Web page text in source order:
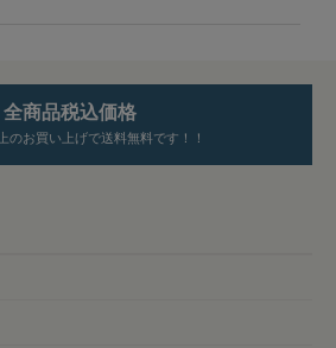
全商品税込価格
のお買い上げで送料無料です！！